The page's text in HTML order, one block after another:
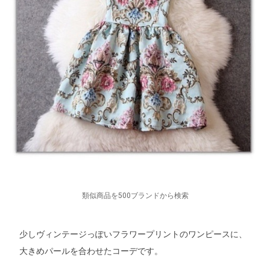
類似商品を500ブランドから検索
少しヴィンテージっぽいフラワープリントのワンピースに、
大きめパールを合わせたコーデです。